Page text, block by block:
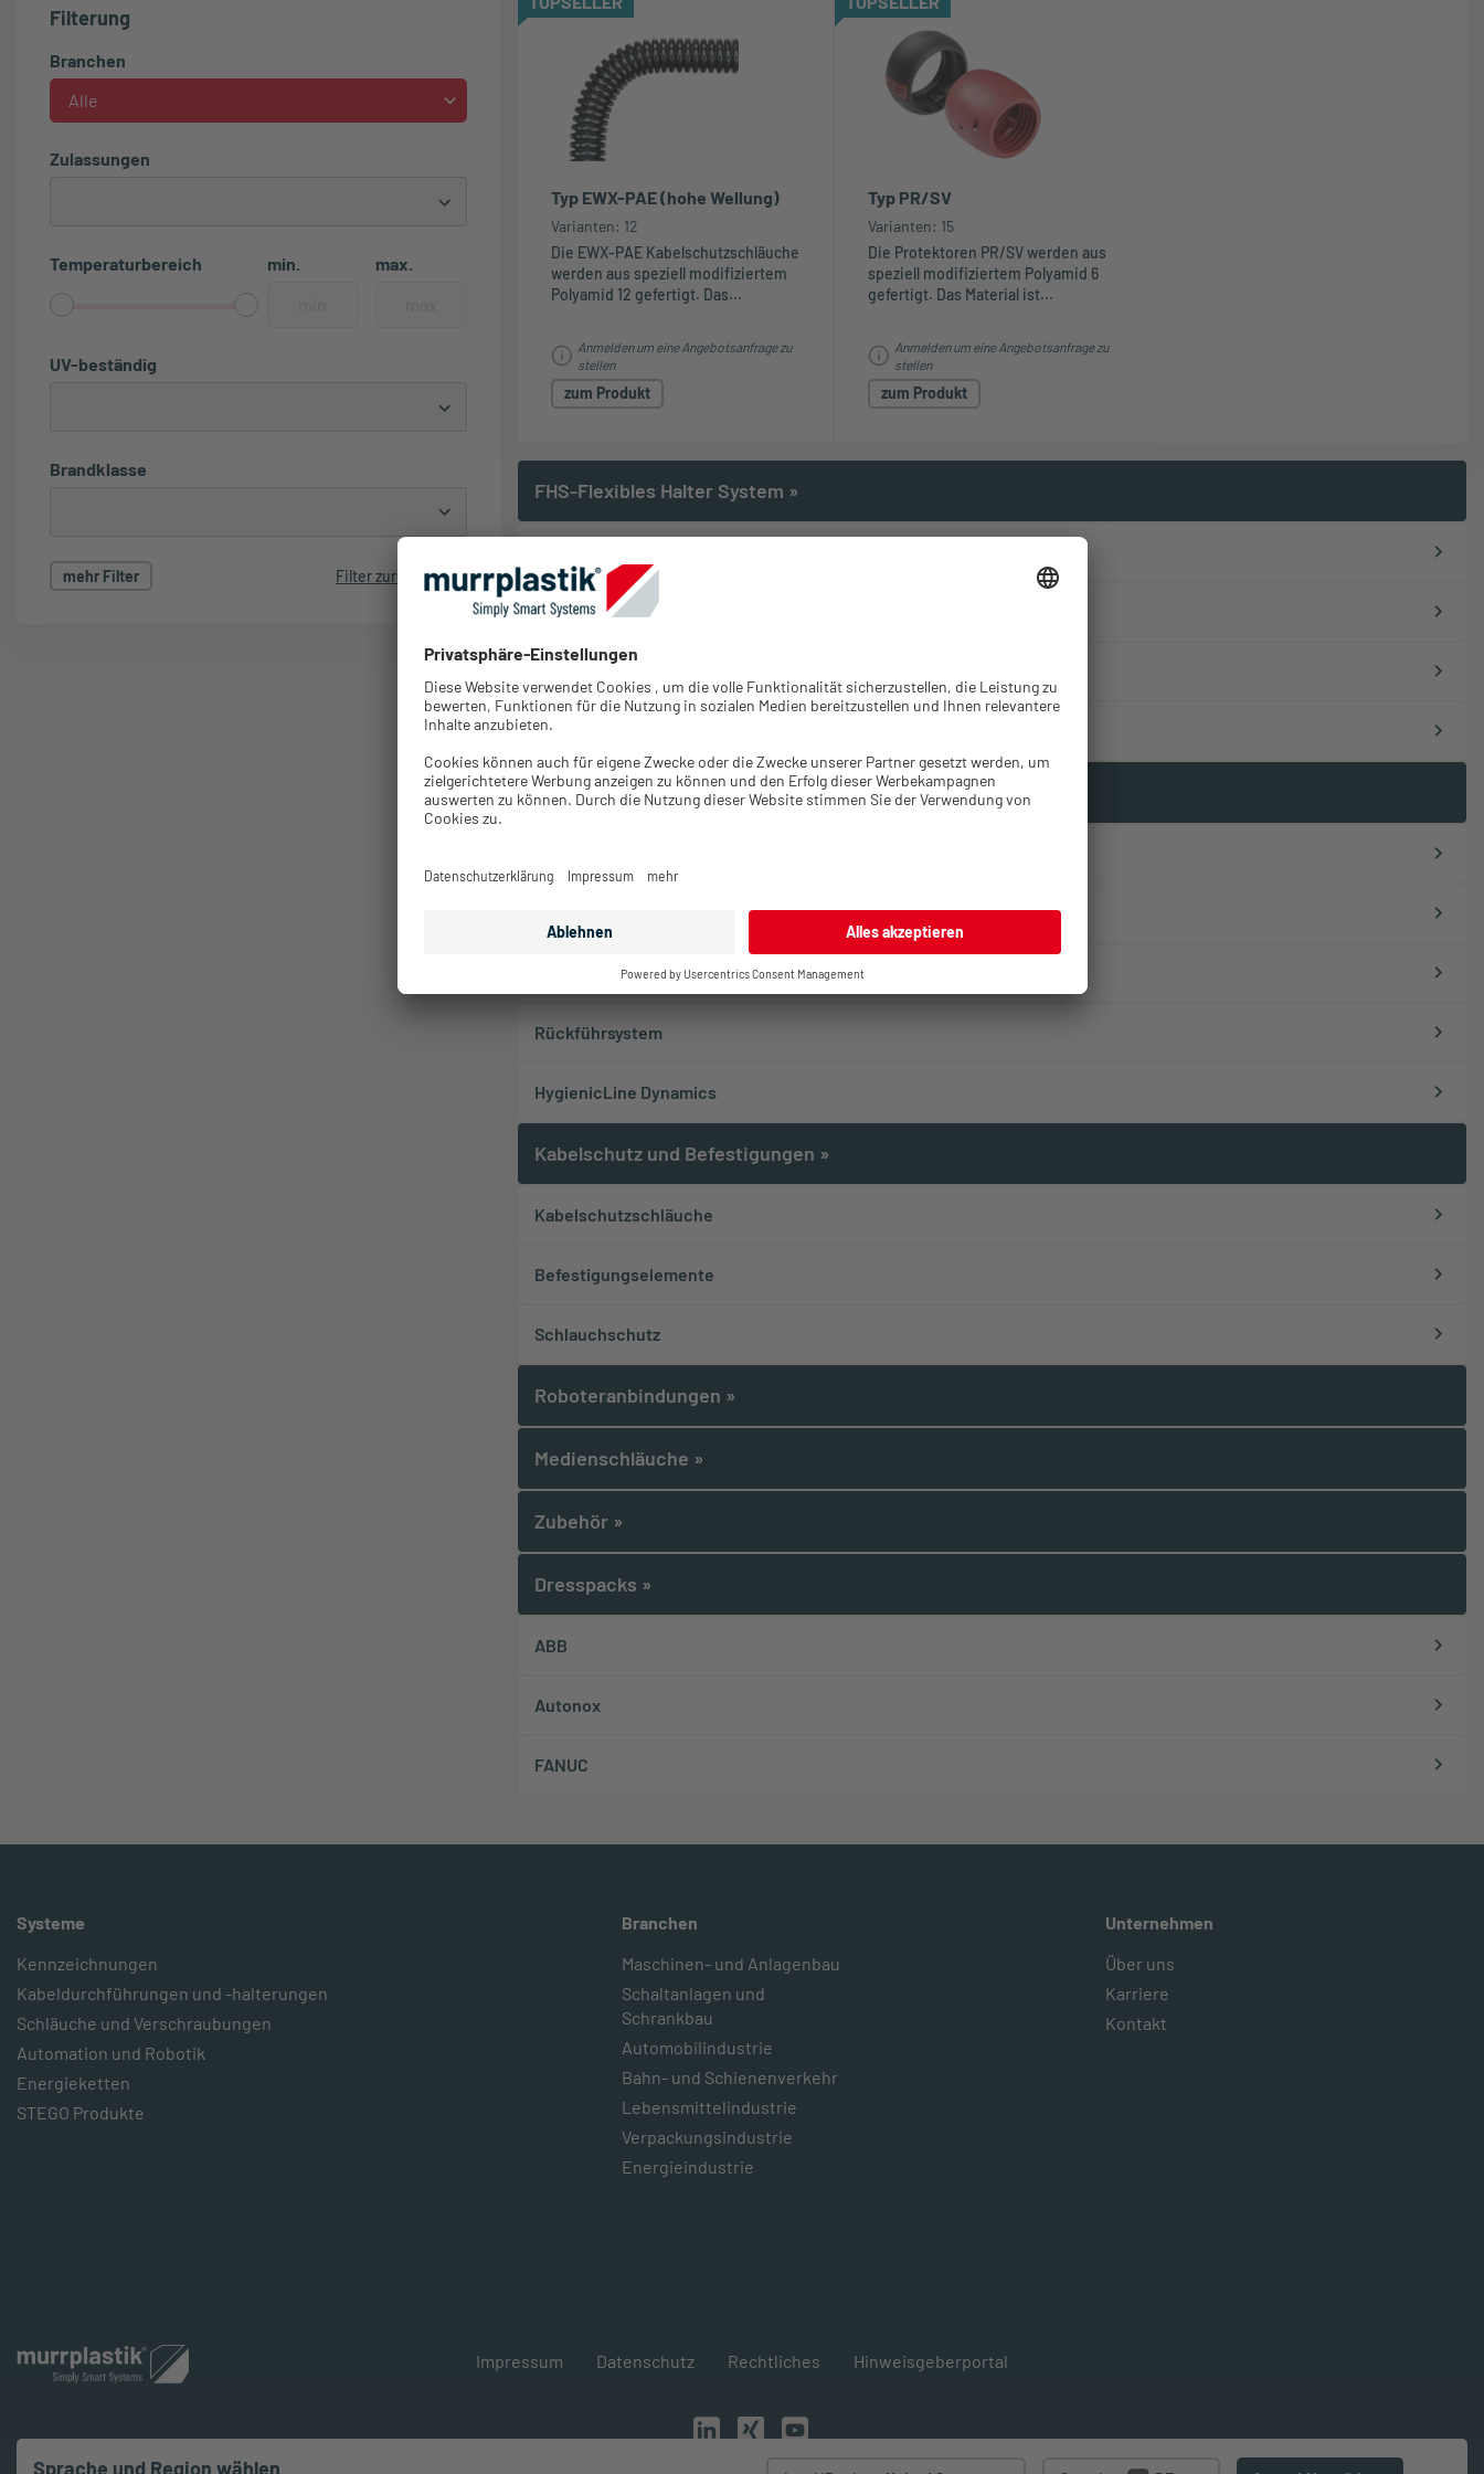
Filterung
Branchen
Alle
Zulassungen
Temperaturbereich min. max.
UV-beständig
Brandklasse
mehr Filter Filter zurücksetzen
Typ EWX-PAE (hohe Wellung)
Varianten: 12
Die EWX-PAE Kabelschutzschläuche
werden aus speziell modifiziertem
Polyamid 12 gefertigt. Das...
Anmelden um eine Angebotsanfrage zu
stellen
zum Produkt
Typ PR/SV
Varianten: 15
Die Protektoren PR/SV werden aus
speziell modifiziertem Polyamid 6
gefertigt. Das Material ist...
Anmelden um eine Angebotsanfrage zu
stellen
zum Produkt
FHS-Flexibles Halter System »
FHS-Komponenten
FHS-Grundhalter
FHS-Befestigungen
Rückführsysteme»
R-Tec Liner 2.0
Rückführsystem
HygienicLine Dynamics
Kabelschutz und Befestigungen »
Kabelschutzschläuche
Befestigungselemente
Schlauchschutz
Roboteranbindungen »
Medienschläuche »
Zubehör »
Dresspacks »
ABB
Autonox
FANUC
Systeme
Kennzeichnungen
Kabeldurchführungen und -halterungen
Schläuche und Verschraubungen
Automation und Robotik
Energieketten
STEGO Produkte
Branchen
Maschinen- und Anlagenbau
Schaltanlagen und
Schrankbau
Automobilindustrie
Bahn- und Schienenverkehr
Lebensmittelindustrie
Verpackungsindustrie
Energieindustrie
Unternehmen
Über uns
Karriere
Kontakt
Impressum Datenschutz Rechtliches Hinweisgeberportal
Sprache und Region wählen